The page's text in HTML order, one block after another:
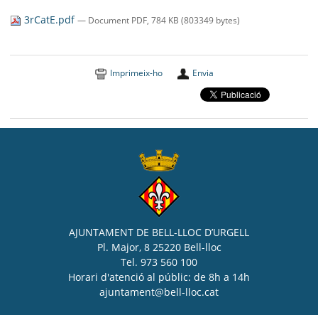
3rCatE.pdf— Document PDF, 784 KB (803349 bytes)
Imprimeix-ho Envia
AJUNTAMENT DE BELL-LLOC D’URGELL
Pl. Major, 8 25220 Bell-lloc
Tel. 973 560 100
Horari d'atenció al públic: de 8h a 14h
ajuntament@bell-lloc.cat